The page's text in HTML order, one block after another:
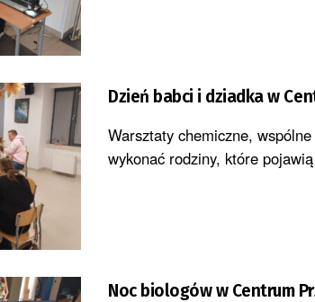
Dzień babci i dziadka w
Warsztaty chemiczne,
wykonać rodziny, które
Noc biologów w Centrum